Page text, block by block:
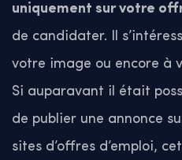
uniquement sur votre
de candidater. Il
votre image ou encore à
Si auparavant il était
de publier une annonce
sites d’offres d’emploi,